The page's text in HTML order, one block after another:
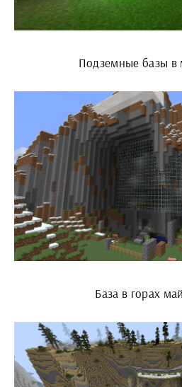
Подземные базы в
База в горах